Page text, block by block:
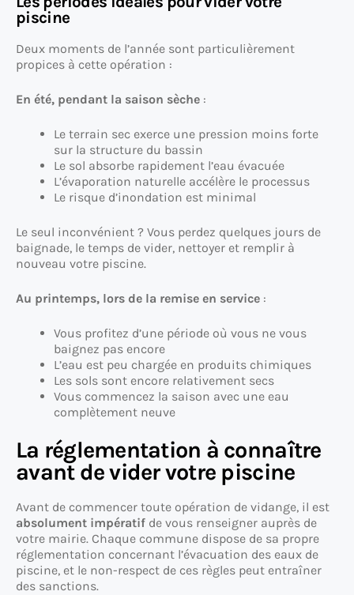
piscine
Deux moments de l’année sont particulièrement
propices à cette opération :
En été, pendant la saison sèche :
Le terrain sec exerce une pression moins forte
sur la structure du bassin
Le sol absorbe rapidement l’eau évacuée
L’évaporation naturelle accélère le processus
Le risque d’inondation est minimal
Le seul inconvénient ? Vous perdez quelques jours de
baignade, le temps de vider, nettoyer et remplir à
nouveau votre piscine.
Au printemps, lors de la remise en service :
Vous profitez d’une période où vous ne vous
baignez pas encore
L’eau est peu chargée en produits chimiques
Les sols sont encore relativement secs
Vous commencez la saison avec une eau
complètement neuve
La réglementation à connaître
avant de vider votre piscine
Avant de commencer toute opération de vidange, il est
absolument impératif de vous renseigner auprès de
votre mairie. Chaque commune dispose de sa propre
réglementation concernant l’évacuation des eaux de
piscine, et le non-respect de ces règles peut entraîner
des sanctions.